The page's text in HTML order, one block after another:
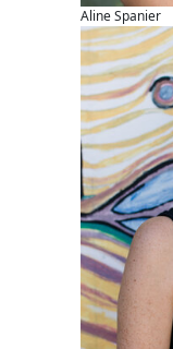
Aline Spanier